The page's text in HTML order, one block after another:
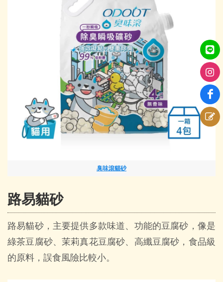
臭味滾貓砂
路易貓砂
路易貓砂，主要提供多款味道、功能的豆腐砂，像是
綠茶豆腐砂、茉莉真花豆腐砂、高纖豆腐砂，食品級
的原料，誤食風險比較小。